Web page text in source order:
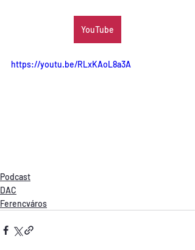
YouTube
https://youtu.be/RLxKAoL8a3A
Podcast
DAC
Ferencváros